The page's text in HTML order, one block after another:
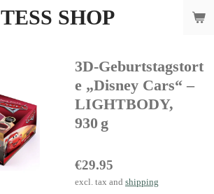
TESS SHOP
3D‑Geburtstagstort
e „Disney Cars“ –
LIGHTBODY,
930 g
€29.95
excl. tax and shipping